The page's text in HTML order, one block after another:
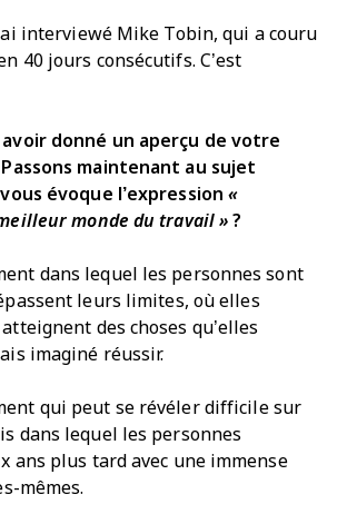
interviewé Mike Tobin, qui a couru
40 jours consécutifs. C’est
avoir donné un aperçu de votre
maintenant au sujet
évoque l’expression«
monde du travail » ?
dans lequel les personnes sont
leurs limites, où elles
des choses qu’elles
imaginé réussir.
qui peut se révéler difficile sur
dans lequel les personnes
ans plus tard avec une immense
mêmes.